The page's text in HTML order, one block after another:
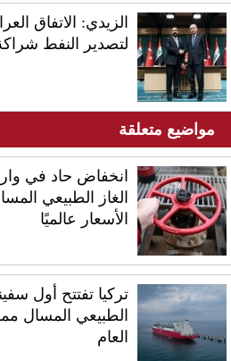
الزيدي: الاتفاق
لتصدير النفط
مواضيع متعلقة
انخفاض حاد في
الغاز الطبيعي
الأسعار عالميًا
تركيا تفتتح أول
الطبيعي المسال
العام